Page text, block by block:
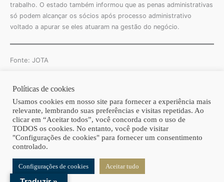
trabalho. O estado também informou que as penas administrativas
só podem alcançar os sócios após processo administrativo
voltado a apurar se eles atuaram na gestão do negócio.
Fonte: JOTA
Copyright © 2026 | Homero Costa Advogados
Políticas de cookies
Usamos cookies em nosso site para fornecer a experiência mais
relevante, lembrando suas preferências e visitas repetidas. Ao
clicar em “Aceitar todos”, você concorda com o uso de
TODOS os cookies. No entanto, você pode visitar
"Configurações de cookies" para fornecer um consentimento
controlado.
Configurações de cookies Aceitar tudo